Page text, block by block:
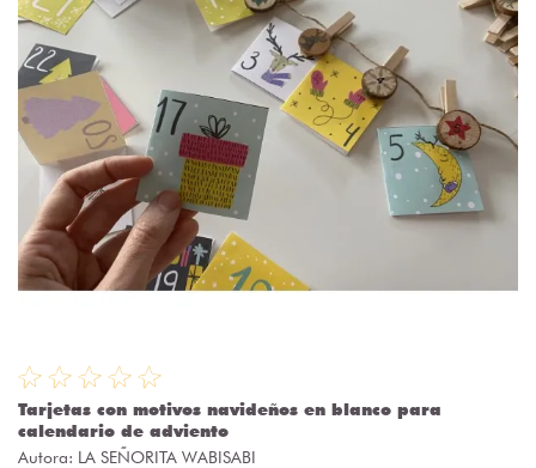
Tarjetas con motivos navideños en blanco para
calendario de adviento
Autora: LA SEÑORITA WABISABI